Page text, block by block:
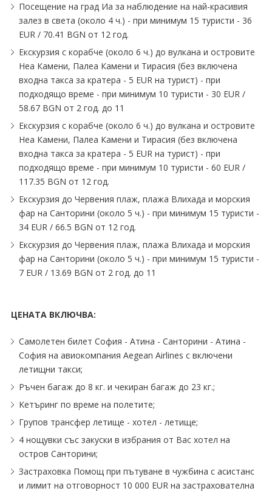
Посещение на град Иа за наблюдение на най-красивия
залез в света (около 4 ч.) - при минимум 15 туристи - 36
EUR ∕ 70.41 BGN от 12 год.
Екскурзия с корабче (около 6 ч.) до вулкана и островите
Неа Камени, Палеа Камени и Тирасия (без включена
входна такса за кратера - 5 EUR на турист) - при
подходящо време - при минимум 10 туристи - 30 EUR ∕
58.67 BGN от 2 год. до 11
Екскурзия с корабче (около 6 ч.) до вулкана и островите
Неа Камени, Палеа Камени и Тирасия (без включена
входна такса за кратера - 5 EUR на турист) - при
подходящо време - при минимум 10 туристи - 60 EUR ∕
117.35 BGN от 12 год.
Екскурзия до Червения плаж, плажа Влихада и морския
фар на Санторини (около 5 ч.) - при минимум 15 туристи -
34 EUR ∕ 66.5 BGN от 12 год.
Екскурзия до Червения плаж, плажа Влихада и морския
фар на Санторини (около 5 ч.) - при минимум 15 туристи -
7 EUR ∕ 13.69 BGN от 2 год. до 11
ЦЕНАТА ВКЛЮЧВА:
Самолетен билет София - Атина - Санторини - Атина -
София на авиокомпания Aegean Airlines с включени
летищни такси;
Ръчен багаж до 8 кг. и чекиран багаж до 23 кг.;
Kетъринг по време на полетите;
Групов трансфер летище - хотел - летище;
4 нощувки със закуски в избрания от Вас хотел на
остров Санторини;
Застраховка Помощ при пътуване в чужбина с асистанс
и лимит на отговорност 10 000 EUR на застрахователна